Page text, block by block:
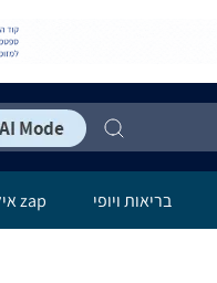
בריאות ויופי zap אילת